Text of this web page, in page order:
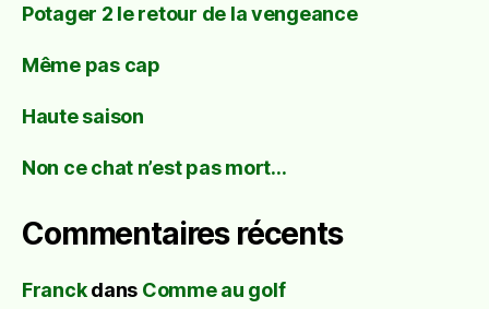
Potager 2 le retour de la vengeance
Même pas cap
Haute saison
Non ce chat n’est pas mort…
Commentaires récents
Franckdans Comme au golf